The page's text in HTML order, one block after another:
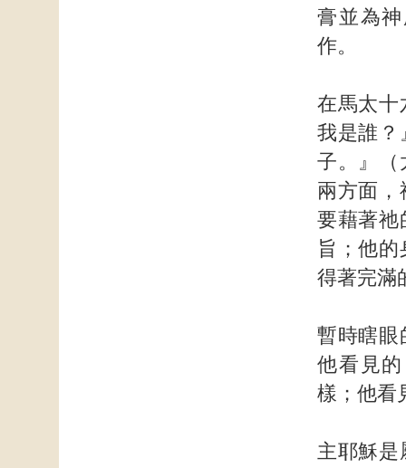
膏並為
作。
在馬太十
我是誰？
子。』（
兩方面，
要藉著祂
旨；他
得著完滿
暫時瞎眼
他看見
樣；他看
主耶穌是